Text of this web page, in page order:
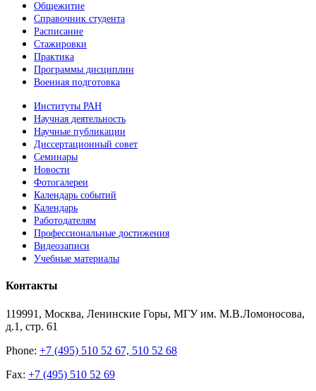
Общежитие
Справочник студента
Расписание
Стажировки
Практика
Программы дисциплин
Военная подготовка
Институты РАН
Научная деятельность
Научные публикации
Диссертационный совет
Семинары
Новости
Фотогалереи
Календарь событий
Календарь
Работодателям
Профессиональные достижения
Видеозаписи
Учебные материалы
Контакты
119991, Москва, Ленинские Горы, МГУ им. М.В.Ломоносова,
д.1, стр. 61
Phone: +7 (495) 510 52 67, 510 52 68
Fax: +7 (495) 510 52 69